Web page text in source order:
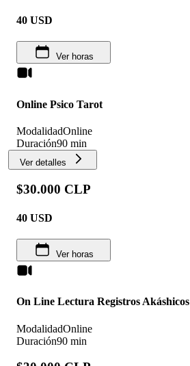
40 USD
Ver horas
Online Psico Tarot
ModalidadOnline
Duración90 min
Ver detalles
$30.000 CLP
40 USD
Ver horas
On Line Lectura Registros
ModalidadOnline
Duración90 min